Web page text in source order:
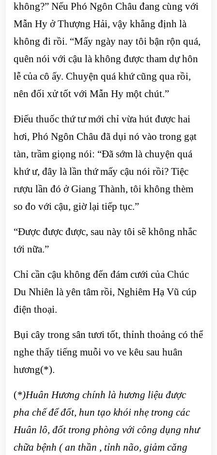
không?” Nếu Phó Ngôn Châu đang cùng với
Mẫn Hy ở Thượng Hải, vậy khẳng định là
không đi rồi. “Mấy ngày nay tôi bận rộn quá,
quên nói với cậu là không được tham dự hôn
lễ của cô ấy. Chuyện quá khứ cũng qua rồi,
nên đối xử tốt với Mẫn Hy một chút.”
Điếu thuốc thứ tư mới chỉ vừa hút được hai
hơi, Phó Ngôn Châu đã dụi nó vào trong gạt
tàn, trầm giọng nói: “Đã sớm là chuyện quá
khứ ư, đây là lần thứ mấy cậu nói rồi? Tiệc
rượu lần đó ở Giang Thành, tôi không thèm
so đo với cậu, giờ lại tiếp tục.”
“Được được được, sau này tôi sẽ không nhắc
tới nữa.”
Chỉ cần cậu không đến đám cưới của Chúc
Du Nhiên là yên tâm rồi, Nghiêm Hạ Vũ cúp
điện thoại.
Bụi cây trong sân tươi tốt, thỉnh thoảng có thể
nghe thấy tiếng muỗi vo ve kêu sau huân
hương(*).
(*)Huân Hương chính là hương liệu được
pha chế để đốt, hun tạo khói nhẹ trong các
Huân lô, đốt trong phòng với công dụng như
chữa bệnh ( an thần , tỉnh não, giảm căng